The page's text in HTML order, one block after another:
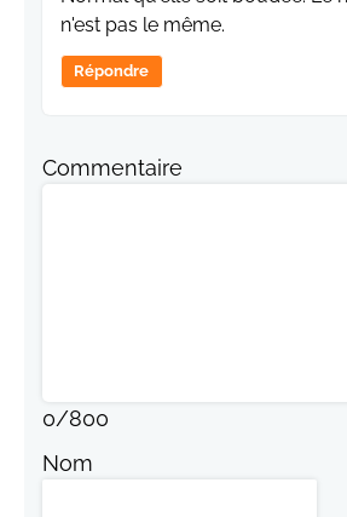
n'est pas le même.
Répondre
Commentaire
0/800
Nom